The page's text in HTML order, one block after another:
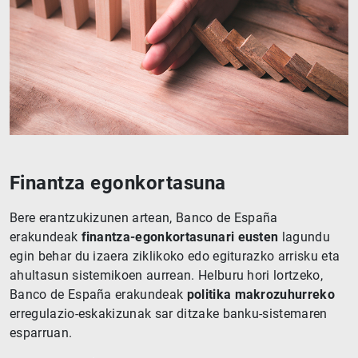
Finantza egonkortasuna
Bere erantzukizunen artean, Banco de España
erakundeak finantza-egonkortasunari eusten lagundu
egin behar du izaera ziklikoko edo egiturazko arrisku eta
ahultasun sistemikoen aurrean. Helburu hori lortzeko,
Banco de España erakundeak politika makrozuhurreko
erregulazio-eskakizunak sar ditzake banku-sistemaren
esparruan.